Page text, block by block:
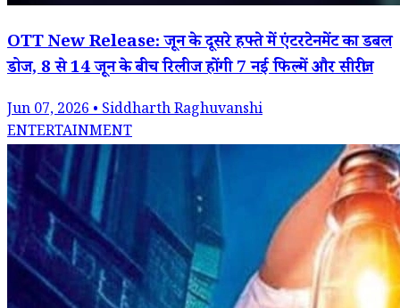
OTT New Release: जून के दूसरे हफ्ते में एंटरटेनमेंट का डबल
डोज, 8 से 14 जून के बीच रिलीज होंगी 7 नई फिल्में और सीरीज
Jun 07, 2026 • Siddharth Raghuvanshi
ENTERTAINMENT